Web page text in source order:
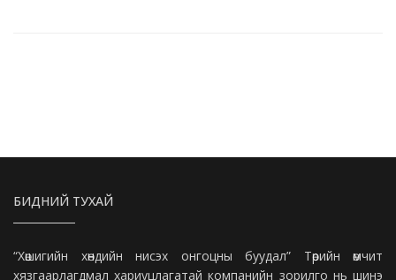
БИДНИЙ ТУХАЙ
“Хөшигийн хөндийн нисэх онгоцны буудал” Төрийн өмчит
хязгаарлагдмал хариуцлагатай компанийн зорилго нь шинэ